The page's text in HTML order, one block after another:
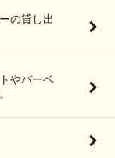
の貸し出
やバーベ